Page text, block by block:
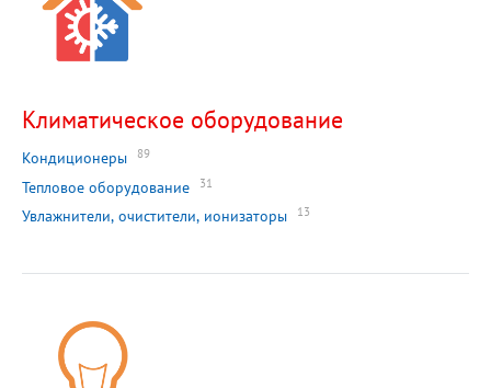
Климатическое оборудование
Кондиционеры 89
Тепловое оборудование 31
Увлажнители, очистители, ионизаторы 13